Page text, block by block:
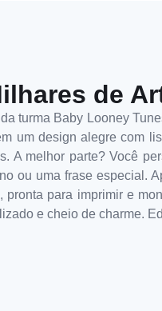
de
turma Baby Looney
um design alegre com
A melhor parte? Você
ou uma frase especial.
pronta para imprimir e
e cheio de charme.